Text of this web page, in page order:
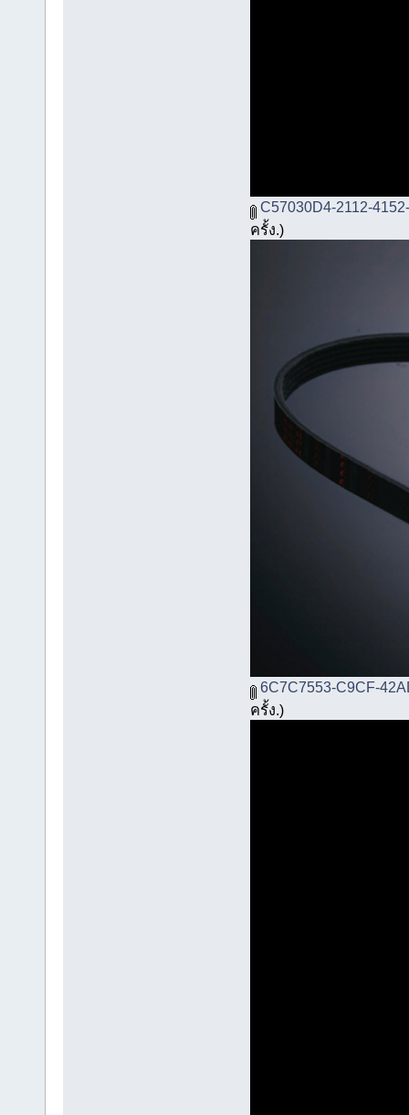
C57030D4-2112-
ครั้ง.)
6C7C7553-C9CF-
ครั้ง.)